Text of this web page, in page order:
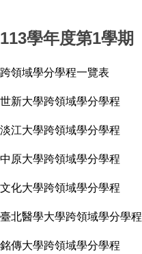
113學年度第1學期
跨領域學分學程一覽表
世新大學跨領域學分學程
淡江大學跨領域學分學程
中原大學跨領域學分學程
文化大學跨領域學分學程
臺北醫學大學跨領域學分學程
銘傳大學跨領域學分學程